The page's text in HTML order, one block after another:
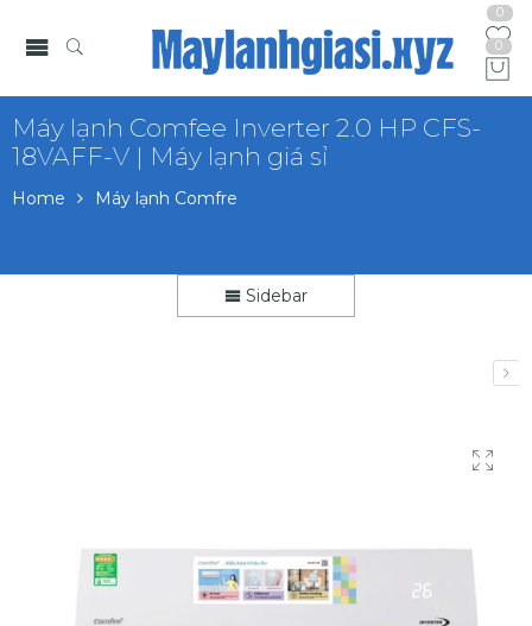
0
0
Máy lạnh Comfee Inverter 2.0 HP CFS-
18VAFF-V | Máy lạnh giá sỉ
Home Máy lạnh Comfre
Sidebar